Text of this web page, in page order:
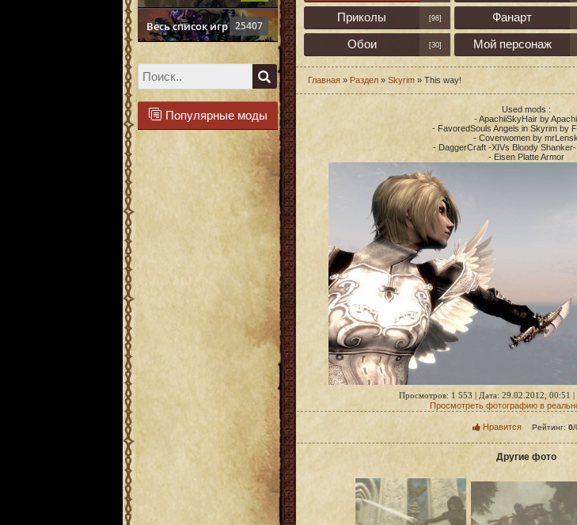
Весь список игр 25407
Популярные моды
Приколы [98] Фанарт
Обои [30] Мой персонаж
Главная » Раздел » Skyrim » This way!
Used mods :
- ApachiiSkyHair by
- FavoredSouls Angels in Skyrim by
- Coverwomen by
- DaggerCraft -XIVs Bloody
- Eisen Platte Armor
Просмотров: 1 553 | Дата: 29.02.2012, 00:51 |
Просмотреть фотографию в
Нравится Рейтинг: 0/
Другие фото